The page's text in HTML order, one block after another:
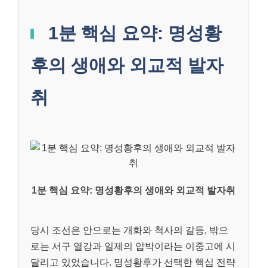
1분 핵심 요약: 명성황
후의 생애와 외교적 발자
취
1분 핵심 요약: 명성황후의 생애와 외교적 발자취
당시 조선은 안으로는 개화와 척사의 갈등, 밖으
로는 서구 열강과 일제의 압박이라는 이중고에 시
달리고 있었습니다. 명성황후가 선택한 핵심 전략